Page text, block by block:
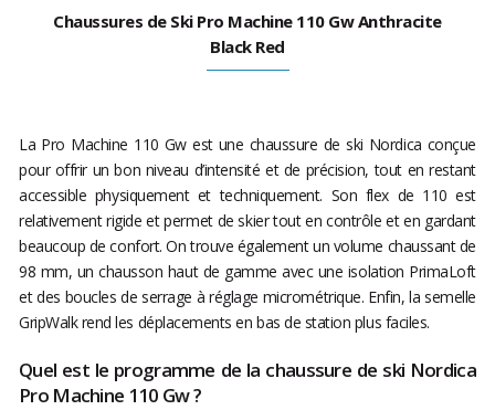
Chaussures de Ski Pro Machine 110 Gw Anthracite
Black Red
La Pro Machine 110 Gw est une chaussure de ski Nordica conçue
pour offrir un bon niveau d’intensité et de précision, tout en restant
accessible physiquement et techniquement. Son flex de 110 est
relativement rigide et permet de skier tout en contrôle et en gardant
beaucoup de confort. On trouve également un volume chaussant de
98 mm, un chausson haut de gamme avec une isolation PrimaLoft
et des boucles de serrage à réglage micrométrique. Enfin, la semelle
GripWalk rend les déplacements en bas de station plus faciles.
Quel est le programme de la chaussure de ski Nordica
Pro Machine 110 Gw ?